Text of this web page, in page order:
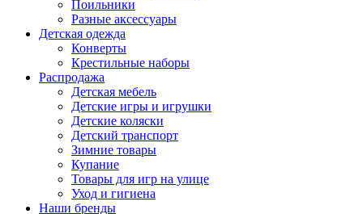
Поильники
Разные аксессуары
Детская одежда
Конверты
Крестильные наборы
Распродажа
Детская мебель
Детские игры и игрушки
Детские коляски
Детский транспорт
Зимние товары
Купание
Товары для игр на улице
Уход и гигиена
Наши бренды